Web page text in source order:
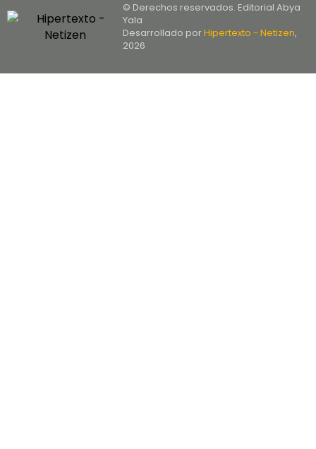
© Derechos reservados. Editorial Abya
Yala
Desarrollado porHipertexto - Netizen,
2026